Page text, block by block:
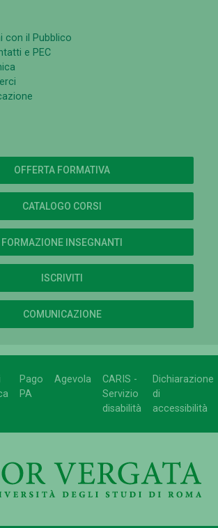
con il Pubblico
e PEC
OFFERTA FORMATIVA
CATALOGO CORSI
FORMAZIONE INSEGNANTI
ISCRIVITI
COMUNICAZIONE
Pago
PA
Agevola
CARIS -
Servizio
disabilità
Dichiarazione
di
accessibilità